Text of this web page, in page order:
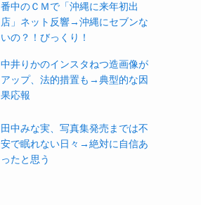
番中のＣＭで「沖縄に来年初出
店」ネット反響→沖縄にセブンな
いの？！びっくり！
中井りかのインスタねつ造画像が
アップ、法的措置も→典型的な因
果応報
田中みな実、写真集発売までは不
安で眠れない日々→絶対に自信あ
ったと思う